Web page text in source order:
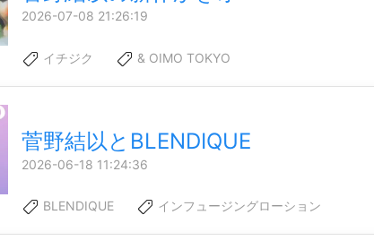
2026-07-08 21:26:19
イチジク & OIMO TOKYO
菅野結以とBLENDIQUE
2026-06-18 11:24:36
BLENDIQUE インフュージングローション